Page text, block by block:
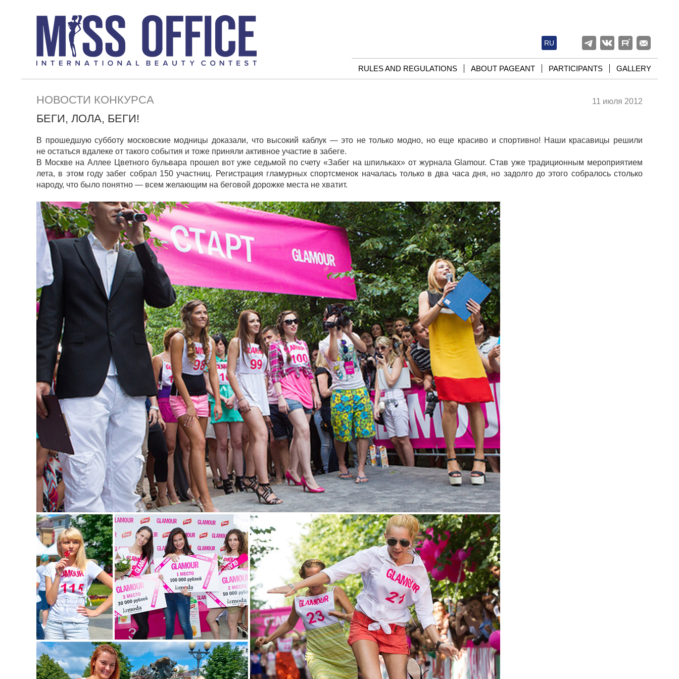
RU
RULES AND REGULATIONS ABOUT PAGEANT PARTICIPANTS GALLERY
НОВОСТИ КОНКУРСА 11 июля 2012
БЕГИ, ЛОЛА, БЕГИ!
В прошедшую субботу московские модницы доказали, что высокий каблук — это не только модно, но еще красиво и спортивно! Наши красавицы решили
не остаться вдалеке от такого события и тоже приняли активное участие в забеге.
В Москве на Аллее Цветного бульвара прошел вот уже седьмой по счету «Забег на шпильках» от журнала Glamour. Став уже традиционным мероприятием
лета, в этом году забег собрал 150 участниц. Регистрация гламурных спортсменок началась только в два часа дня, но задолго до этого собралось столько
народу, что было понятно — всем желающим на беговой дорожке места не хватит.